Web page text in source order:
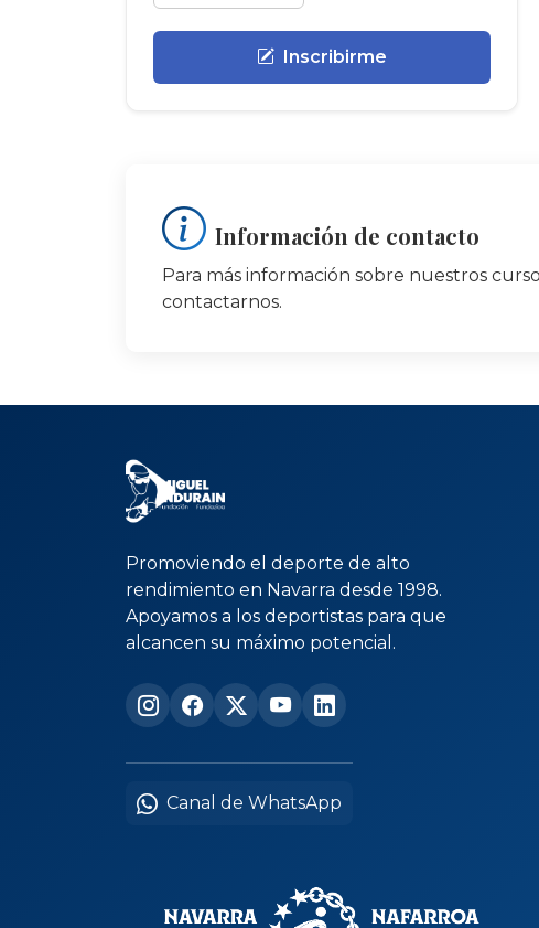
Inscribirme
Información de contacto
Para más información sobre nuestros
contactarnos.
Promoviendo el deporte de alto
rendimiento en Navarra desde 1998.
Apoyamos a los deportistas para que
alcancen su máximo potencial.
Canal de WhatsApp